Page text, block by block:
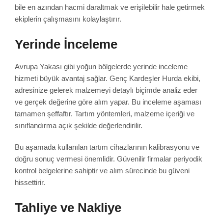
bile en azından hacmi daraltmak ve erişilebilir hale getirmek
ekiplerin çalışmasını kolaylaştırır.
Yerinde İnceleme
Avrupa Yakası gibi yoğun bölgelerde yerinde inceleme
hizmeti büyük avantaj sağlar. Genç Kardeşler Hurda ekibi,
adresinize gelerek malzemeyi detaylı biçimde analiz eder
ve gerçek değerine göre alım yapar. Bu inceleme aşaması
tamamen şeffaftır. Tartım yöntemleri, malzeme içeriği ve
sınıflandırma açık şekilde değerlendirilir.
Bu aşamada kullanılan tartım cihazlarının kalibrasyonu ve
doğru sonuç vermesi önemlidir. Güvenilir firmalar periyodik
kontrol belgelerine sahiptir ve alım sürecinde bu güveni
hissettirir.
Tahliye ve Nakliye